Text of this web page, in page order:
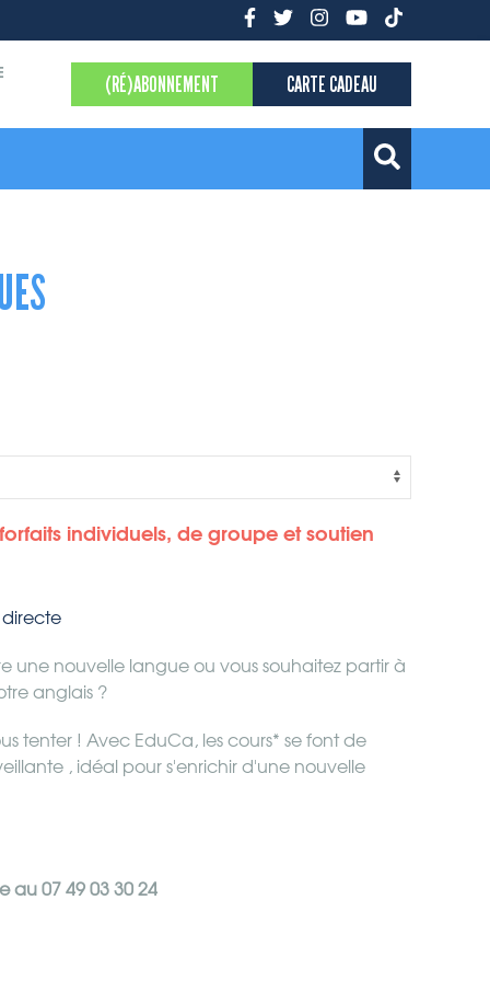
(RÉ)ABONNEMENT CARTE CADEAU
individuels, de groupe et soutien
directe
une nouvelle langue ou vous souhaitez partir à
anglais ?
tenter ! Avec EduCa, les cours* se font de
, idéal pour s'enrichir d'une nouvelle
au 07 49 03 30 24